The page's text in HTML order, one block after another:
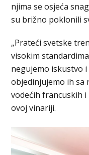
njima se osjeća
su brižno poklonili
„Prateći svetske
visokim
negujemo iskustvo
objedinjujemo ih sa
vodećih francuskih
ovoj vinariji.